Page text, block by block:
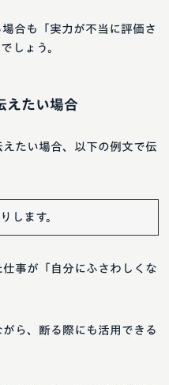
合も「実力が不当に評価さ
しょう。
えたい場合
たい場合、以下の例文で伝
します。
事が「自分にふさわしくな
ら、断る際にも活用できる